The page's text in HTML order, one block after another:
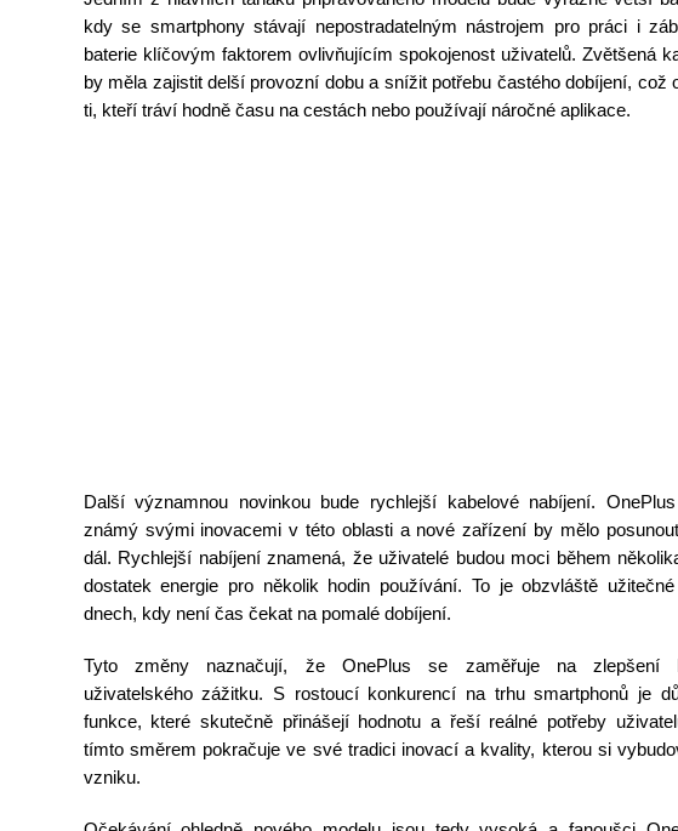
kdy se smartphony stávají nepostradatelným nástrojem pro práci i
baterie klíčovým faktorem ovlivňujícím spokojenost uživatelů. Zvětšená
by měla zajistit delší provozní dobu a snížit potřebu častého dobíjení, což
ti, kteří tráví hodně času na cestách nebo používají náročné aplikace.
Další významnou novinkou bude rychlejší kabelové nabíjení.
známý svými inovacemi v této oblasti a nové zařízení by mělo
dál. Rychlejší nabíjení znamená, že uživatelé budou moci během
dostatek energie pro několik hodin používání. To je obzvláště
dnech, kdy není čas čekat na pomalé dobíjení.
Tyto změny naznačují, že OnePlus se zaměřuje na zlepšení
uživatelského zážitku. S rostoucí konkurencí na trhu smartphonů je
funkce, které skutečně přinášejí hodnotu a řeší reálné potřeby
tímto směrem pokračuje ve své tradici inovací a kvality, kterou si
vzniku.